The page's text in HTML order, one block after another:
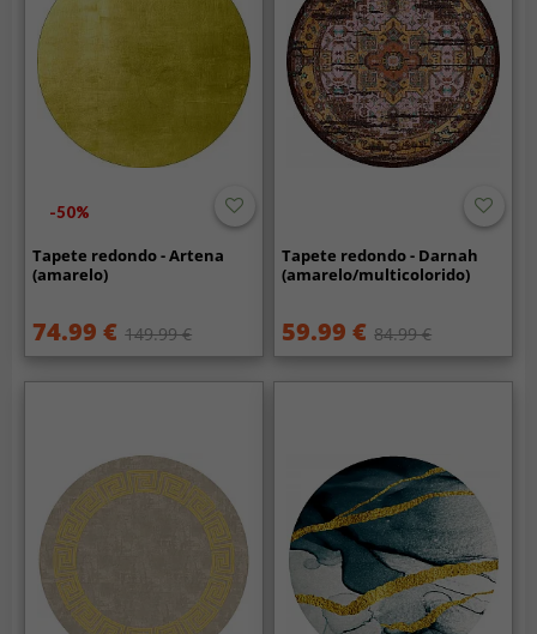
-50%
Tapete redondo - Artena
(amarelo)
74.99 € 149.99 €
Tapete redondo - Darnah
(amarelo/multicolorido)
59.99 € 84.99 €